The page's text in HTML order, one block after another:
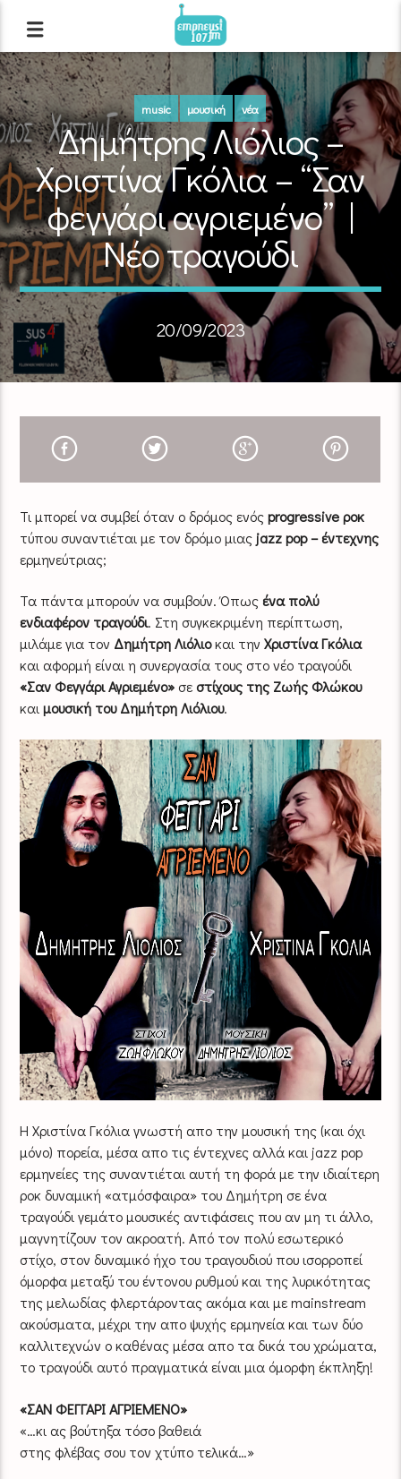
music μουσική νέα
Δημήτρης Λιόλιος –
Χριστίνα Γκόλια – “Σαν
φεγγάρι αγριεμένο” |
Νέο τραγούδι
20/09/2023
Τι μπορεί να συμβεί όταν ο δρόμος ενόςprogressive ροκ
τύπου συναντιέται με τον δρόμο μιας jazz pop – έντεχνης
ερμηνεύτριας;
Τα πάντα μπορούν να συμβούν. Όπως ένα πολύ
ενδιαφέρον τραγούδι. Στη συγκεκριμένη περίπτωση,
μιλάμε για τον Δημήτρη Λιόλιοκαι τηνΧριστίνα Γκόλια
και αφορμή είναι η συνεργασία τους στο νέο τραγούδι
«Σαν Φεγγάρι Αγριεμένο» σεστίχους της Ζωής Φλώκου
καιμουσική του Δημήτρη Λιόλιου.
Η Χριστίνα Γκόλια γνωστή απο την μουσική της (και όχι
μόνο) πορεία, μέσα απο τις έντεχνες αλλά και jazz pop
ερμηνείες της συναντιέται αυτή τη φορά με την ιδιαίτερη
ροκ δυναμική «ατμόσφαιρα» του Δημήτρη σε ένα
τραγούδι γεμάτο μουσικές αντιφάσεις που αν μη τι άλλο,
μαγνητίζουν τον ακροατή. Από τον πολύ εσωτερικό
στίχο, στον δυναμικό ήχο του τραγουδιού που ισορροπεί
όμορφα μεταξύ του έντονου ρυθμού και της λυρικότητας
της μελωδίας φλερτάροντας ακόμα και με mainstream
ακούσματα, μέχρι την απο ψυχής ερμηνεία και των δύο
καλλιτεχνών ο καθένας μέσα απο τα δικά του χρώματα,
το τραγούδι αυτό πραγματικά είναι μια όμορφη έκπληξη!
«ΣΑΝ ΦΕΓΓΑΡΙ ΑΓΡΙΕΜΕΝΟ»
«…κι ας βούτηξα τόσο βαθειά
στης φλέβας σου τον χτύπο τελικά…»